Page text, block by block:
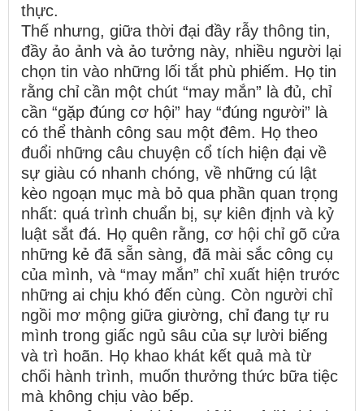
thực.
Thế nhưng, giữa thời đại đầy rẫy thông tin,
đầy ảo ảnh và ảo tưởng này, nhiều người lại
chọn tin vào những lối tắt phù phiếm. Họ tin
rằng chỉ cần một chút “may mắn” là đủ, chỉ
cần “gặp đúng cơ hội” hay “đúng người” là
có thể thành công sau một đêm. Họ theo
đuổi những câu chuyện cổ tích hiện đại về
sự giàu có nhanh chóng, về những cú lật
kèo ngoạn mục mà bỏ qua phần quan trọng
nhất: quá trình chuẩn bị, sự kiên định và kỷ
luật sắt đá. Họ quên rằng, cơ hội chỉ gõ cửa
những kẻ đã sẵn sàng, đã mài sắc công cụ
của mình, và “may mắn” chỉ xuất hiện trước
những ai chịu khó đến cùng. Còn người chỉ
ngồi mơ mộng giữa giường, chỉ đang tự ru
mình trong giấc ngủ sâu của sự lười biếng
và trì hoãn. Họ khao khát kết quả mà từ
chối hành trình, muốn thưởng thức bữa tiệc
mà không chịu vào bếp.